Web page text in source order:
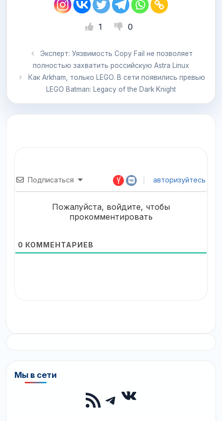
1 0
Эксперт: Уязвимость Copy Fail не позволяет
полностью захватить российскую Astra Linux
Как Arkham, только LEGO. В сети появились превью
LEGO Batman: Legacy of the Dark Knight
Подписаться авторизуйтесь
Пожалуйста, войдите, чтобы
прокомментировать
0 КОММЕНТАРИЕВ
Мы в сети
RSS-лента
Telegram
ВКонтакте